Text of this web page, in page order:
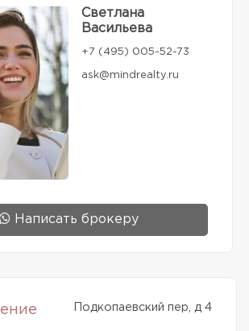
Светлана
Васильева
+7 (495) 005-52-73
ask@mindrealty.ru
Написать брокеру
Подкопаевский пер, д 4